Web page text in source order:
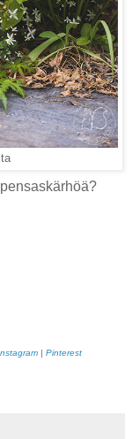
| Pinterest